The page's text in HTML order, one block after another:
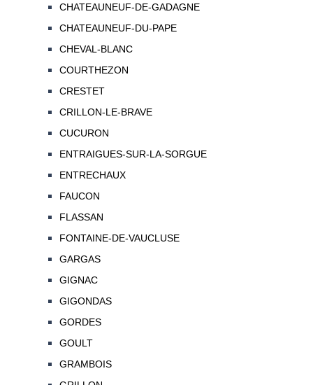
CHATEAUNEUF-DE-GADAGNE
CHATEAUNEUF-DU-PAPE
CHEVAL-BLANC
COURTHEZON
CRESTET
CRILLON-LE-BRAVE
CUCURON
ENTRAIGUES-SUR-LA-SORGUE
ENTRECHAUX
FAUCON
FLASSAN
FONTAINE-DE-VAUCLUSE
GARGAS
GIGNAC
GIGONDAS
GORDES
GOULT
GRAMBOIS